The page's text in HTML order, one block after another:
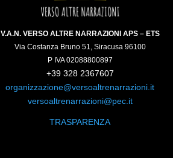
V.A.N. VERSO ALTRE NARRAZIONI APS – ETS
Via Costanza Bruno 51, Siracusa 96100
P IVA 02088800897
+39 328 2367607
organizzazione@versoaltrenarrazioni.it
versoaltrenarrazioni@pec.it
TRASPARENZA